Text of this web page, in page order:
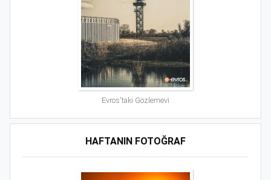
Evros'taki Gözlemevi
HAFTANIN FOTOĞRAF